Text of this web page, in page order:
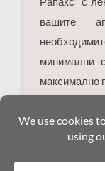
вашите
минимални
максимално
We use